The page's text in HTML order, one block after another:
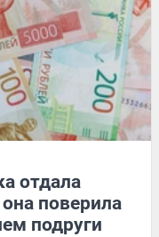
отдала
поверила
подруги